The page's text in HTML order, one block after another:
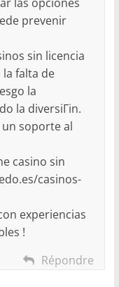
prevenir
sin licencia
falta de
la
la diversiГіn.
soporte al
casino sin
casinos-
experiencias
!
Répondre